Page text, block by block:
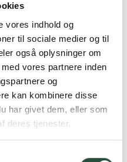
vores indhold og
til sociale medier og til
også oplysninger om
vores partnere inden
og
kan kombinere disse
har givet dem, eller som
deres tjenester.
kendte
udvalg af kendte
og andre spændende
fast lav pris.
her